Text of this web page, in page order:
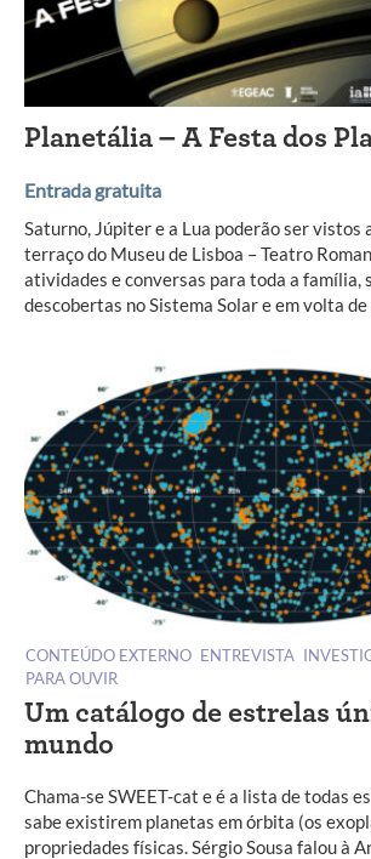
Planetália – A Festa dos
Entrada gratuita
Saturno, Júpiter e a Lua poderão ser vistos
terraço do Museu de Lisboa – Teatro
atividades e conversas para toda a família,
descobertas no Sistema Solar e em volta
CONTEÚDO EXTERNO ENTREVISTA
PARA OUVIR
Um catálogo de estrelas
mundo
Chama-se SWEET-cat e é a lista de todas
sabe existirem planetas em órbita (os
propriedades físicas. Sérgio Sousa falou à